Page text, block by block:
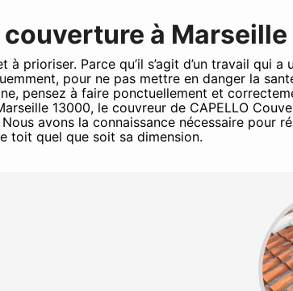
couverture à
prioriser. Parce qu’il s’agit d’un travail qui
pour ne pas mettre en danger la
pensez à faire ponctuellement et
13000, le couvreur de CAPELLO
avons la connaissance nécessaire pour
toit quel que soit sa dimension.